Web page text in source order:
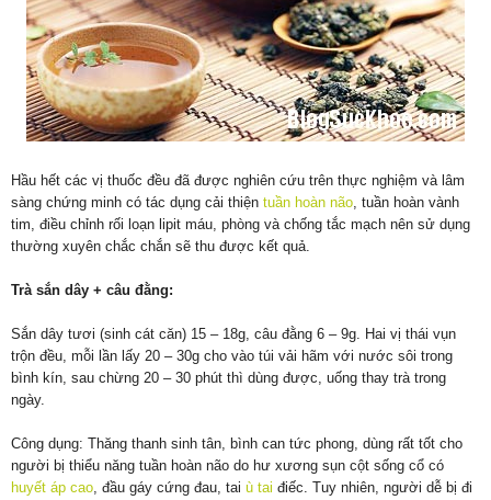
Hầu hết các vị thuốc đều đã được nghiên cứu trên thực nghiệm và lâm
sàng chứng minh có tác dụng cải thiện tuần hoàn não, tuần hoàn vành
tim, điều chỉnh rối loạn lipit máu, phòng và chống tắc mạch nên sử dụng
thường xuyên chắc chắn sẽ thu được kết quả.
Trà sắn dây + câu đằng:
Sắn dây tươi (sinh cát căn) 15 – 18g, câu đằng 6 – 9g. Hai vị thái vụn
trộn đều, mỗi lần lấy 20 – 30g cho vào túi vải hãm với nước sôi trong
bình kín, sau chừng 20 – 30 phút thì dùng được, uống thay trà trong
ngày.
Công dụng: Thăng thanh sinh tân, bình can tức phong, dùng rất tốt cho
người bị thiểu năng tuần hoàn não do hư xương sụn cột sống cổ có
huyết áp cao, đầu gáy cứng đau, tai ù tai điếc. Tuy nhiên, người dễ bị đi